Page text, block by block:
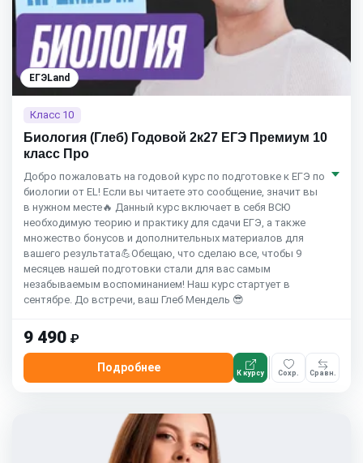
ЕГЭLand
Класс 10
Биология (Глеб) Годовой 2к27 ЕГЭ Премиум 10
класс Про
Добро пожаловать на годовой курс по подготовке к ЕГЭ по
биологии от EL! Если вы читаете это сообщение, значит вы
в нужном месте🔥 Данный курс включает в себя ВСЮ
необходимую теорию и практику для сдачи ЕГЭ, а также
множество бонусов и дополнительных материалов для
вашего результата💪Обещаю, что сделаю все, чтобы 9
месяцев нашей подготовки стали для вас самым
незабываемым воспоминанием! Наш курс стартует в
сентябре. До встречи, ваш Глеб Мендель 😎
9 490 ₽
Подробнее К курсу Сохр. Сравн.